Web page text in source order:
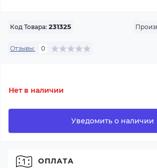
Код Товара: 231325
Отзывы: 0
Нет в наличии
Уведомить о наличии
ОПЛАТА